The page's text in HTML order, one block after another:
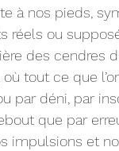
à nos pieds,
réels ou
des cendres
tout ce que
par déni, par
que par
impulsions et